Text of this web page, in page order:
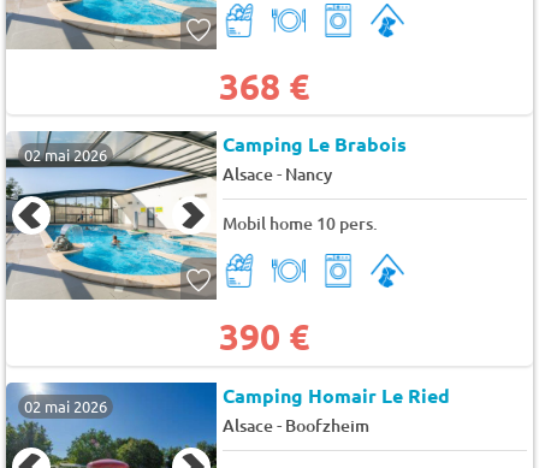
368 €
02 mai 2026 Camping Le Brabois
Alsace- Nancy
Mobil home 10 pers.
390 €
02 mai 2026 Camping Homair Le Ried
Alsace- Boofzheim